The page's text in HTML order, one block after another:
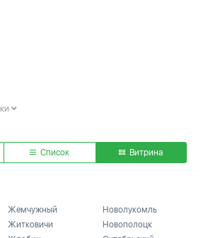
Список Витрина
Жемчужный
Житковичи
Новолукомль
Новополоцк